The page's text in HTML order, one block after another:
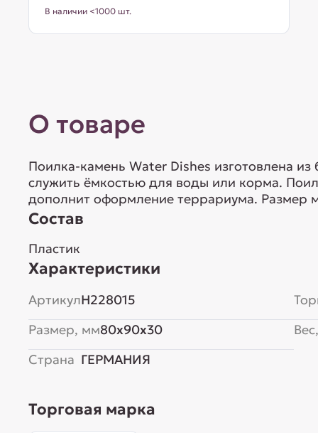
В наличии <1000 шт.
О товаре
Поилка-камень Water Dishes изготовлена из
служить ёмкостью для воды или корма.
дополнит оформление террариума. Размер
Состав
Пластик
Характеристики
АртикулH228015
Размер, мм80x90x30
Страна ГЕРМАНИЯ
Торговая марка